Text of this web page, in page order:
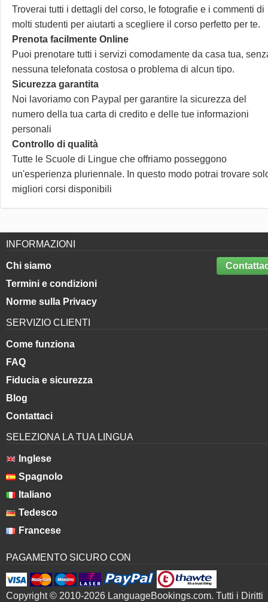
Troverai tutti i dettagli del corso, le fotografie e i commenti di
molti studenti per aiutarti a scegliere il corso perfetto per te.
Prenota facilmente Online
Puoi prenotare tutti i servizi comodamente da casa tua,
nessuna telefonata costosa o problema di alcun tipo.
Sicurezza garantita
Noi lavoriamo con Paypal per garantire la sicurezza del
numero della tua carta di credito e delle tue informazioni
personali
Controllo di qualità
Tutte le Scuole di Lingue che offriamo posseggono
un'esperienza pluriennale. In questo modo potrai trovare
migliori corsi disponibili
INFORMAZIONI
Chi siamo
Termini e condizioni
Norme sulla Privacy
SERVIZIO CLIENTI
Come funziona
FAQ
Fiducia e sicurezza
Blog
Contattaci
SELEZIONA LA TUA LINGUA
Inglese
Spagnolo
Italiano
Tedesco
Francese
PAGAMENTO SICURO CON
Copyright © 2010-2026 LanguageBookings.com. Tutti i Diritti